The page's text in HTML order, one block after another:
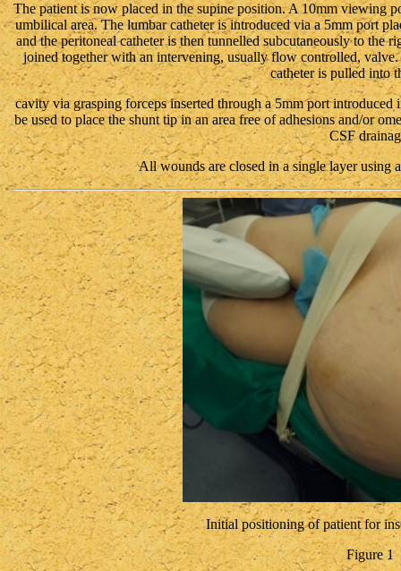
The patient is now placed in the supine position. A 10mm viewing
umbilical area. The lumbar catheter is introduced via a 5mm port
and the peritoneal catheter is then tunnelled subcutaneously to the
joined together with an intervening, usually flow controlled,
catheter is pulled into
cavity via grasping forceps inserted through a 5mm port
be used to place the shunt tip in an area free of adhesions and/or
CSF
All wounds are closed in a single layer using
Initial positioning of patient for
Figure 1